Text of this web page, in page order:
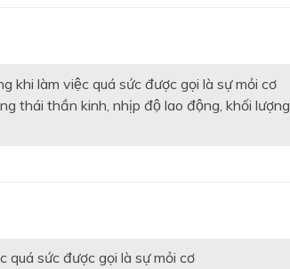
khi làm việc quá sức được gọi là sự mỏi cơ
thái thần kinh, nhịp độ lao động, khối lượng
quá sức được gọi là sự mỏi cơ